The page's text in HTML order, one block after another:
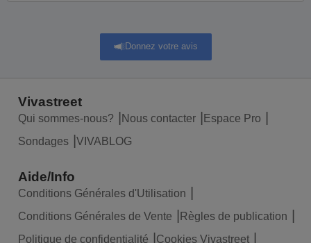
Donnez votre avis
Vivastreet
Qui sommes-nous? Nous contacter
Espace Pro
Sondages
VIVABLOG
Aide/Info
Conditions Générales d'Utilisation
Conditions Générales de Vente
Règles de publication
Politique de confidentialité
Cookies Vivastreet